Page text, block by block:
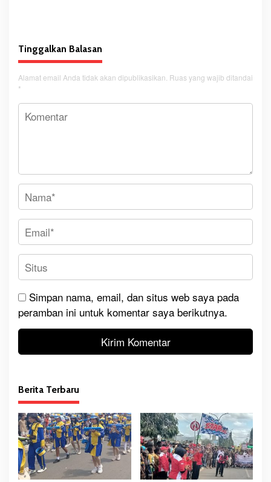
Tinggalkan Balasan
Alamat email Anda tidak akan dipublikasikan. Ruas yang wajib ditandai
*
Simpan nama, email, dan situs web saya pada
peramban ini untuk komentar saya berikutnya.
Berita Terbaru